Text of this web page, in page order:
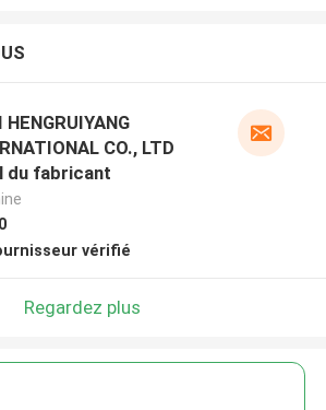
HENGRUIYANG
CO., LTD
du fabricant
vérifié
Regardez plus